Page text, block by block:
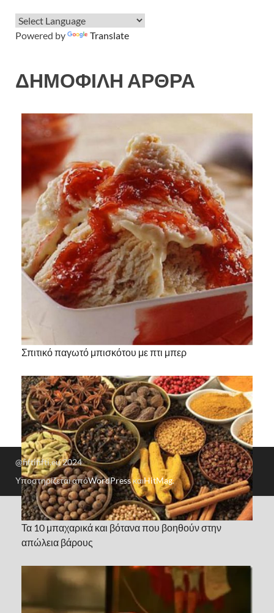
Powered by Translate
ΔΗΜΟΦΙΛΗ ΑΡΘΡΑ
Σπιτικό παγωτό μπισκότου με πτι μπερ
Τα 10 μπαχαρικά και βότανα που βοηθούν στην
απώλεια βάρους
@fiftififti.eu 2024
Υποστηρίζεται απόWordPressκαιHitMag.